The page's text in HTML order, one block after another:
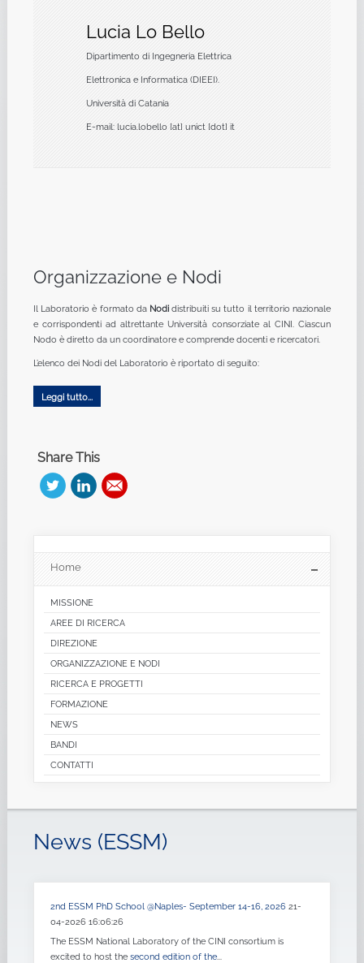
Lucia Lo Bello
Dipartimento di Ingegneria Elettrica
Elettronica e Informatica (DIEEI).
Università di Catania
E-mail: lucia.lobello [at] unict [dot] it
Organizzazione e Nodi
Il Laboratorio è formato da Nodidistribuiti su tutto il territorio nazionale
e corrispondenti ad altrettante Università consorziate al CINI. Ciascun
Nodo è diretto da un coordinatore e comprende docenti e ricercatori.
L’elenco dei Nodi del Laboratorio è riportato di seguito:
Leggi tutto...
Share This
Home
MISSIONE
AREE DI RICERCA
DIREZIONE
ORGANIZZAZIONE E NODI
RICERCA E PROGETTI
FORMAZIONE
NEWS
BANDI
CONTATTI
News (ESSM)
2nd ESSM PhD School @Naples- September 14-16, 2026 21-
04-2026 16:06:26
The ESSM National Laboratory of the CINI consortium is
excited to host the second edition of the...